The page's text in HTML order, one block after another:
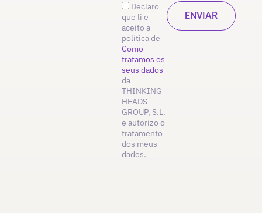
Declaro
que li e
aceito a
política de
Como
tratamos os
seus dados
da
THINKING
HEADS
GROUP, S.L.
e autorizo o
tratamento
dos meus
dados.